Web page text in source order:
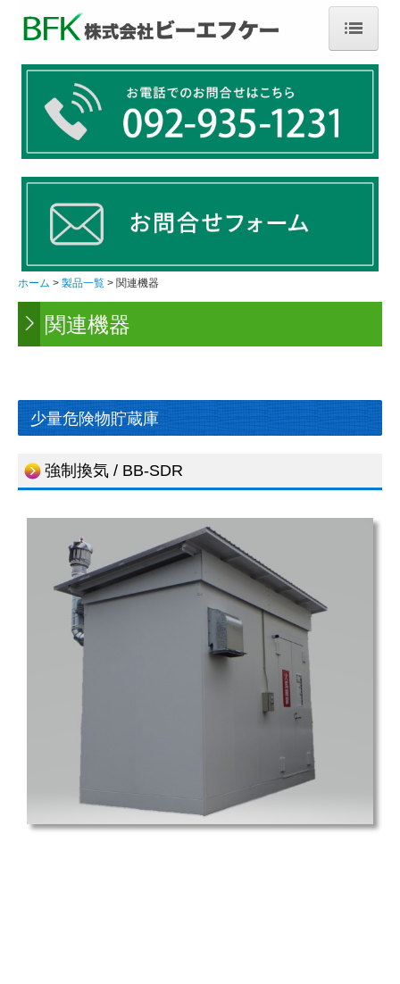
ホーム
製品一覧
局所排気・集塵
特注品
関連機器
アフターサービス
採用情報
本社勤務
お問い合わせ
ホーム 製品一覧 関連機器
関連機器
少量危険物貯蔵庫
強制換気 / BB-SDR